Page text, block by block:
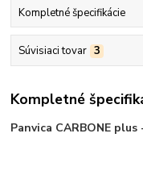
Kompletné špecifikácie
Súvisiaci tovar 3
Kompletné
Panvica CARBONE plus